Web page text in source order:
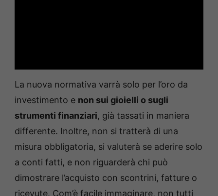
La nuova normativa varrà solo per l’oro da
investimento e non sui gioielli o sugli
strumenti finanziari, già tassati in maniera
differente. Inoltre, non si tratterà di una
misura obbligatoria, si valuterà se aderire solo
a conti fatti, e non riguarderà chi può
dimostrare l’acquisto con scontrini, fatture o
ricevute. Com’è facile immaginare, non tutti